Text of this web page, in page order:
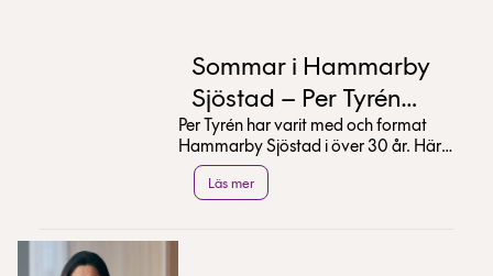
Sommar i Hammarby
Sjöstad – Per Tyrén
tipsar
Per Tyrén har varit med och format
Hammarby Sjöstad i över 30 år. Här
delar han med sig av sina bästa tips
för en sommar...
Läs mer